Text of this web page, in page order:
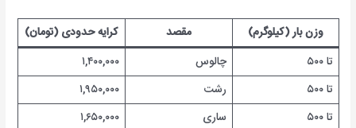
وزن بار (کیلوگرم) مقصد
کرایه حدودی (تومان)
تا ۵۰۰
چالوس
۱,۴۰۰,۰۰۰
تا ۵۰۰
رشت
۱,۹۵۰,۰۰۰
تا ۵۰۰
ساری
۱,۶۵۰,۰۰۰